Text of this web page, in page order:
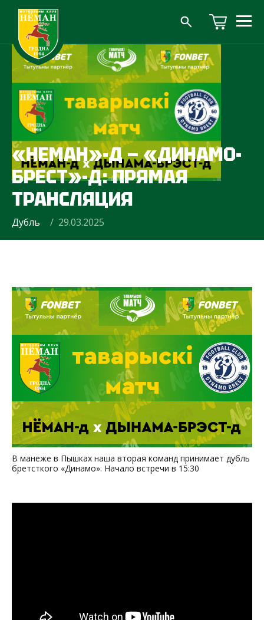
«НЕМАН»-Д — «ДИНАМО-
БРЕСТ»-Д: ПРЯМАЯ
ТРАНСЛЯЦИЯ
Дубль / 29.03.2025
В манеже в Пышках наша вторая команд принимает дубль
бретсткого «Динамо». Начало встречи в 15:30